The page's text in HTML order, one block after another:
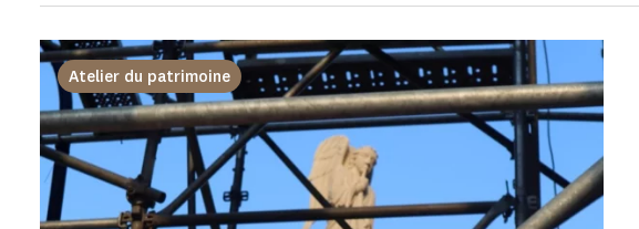
Atelier du patrimoine